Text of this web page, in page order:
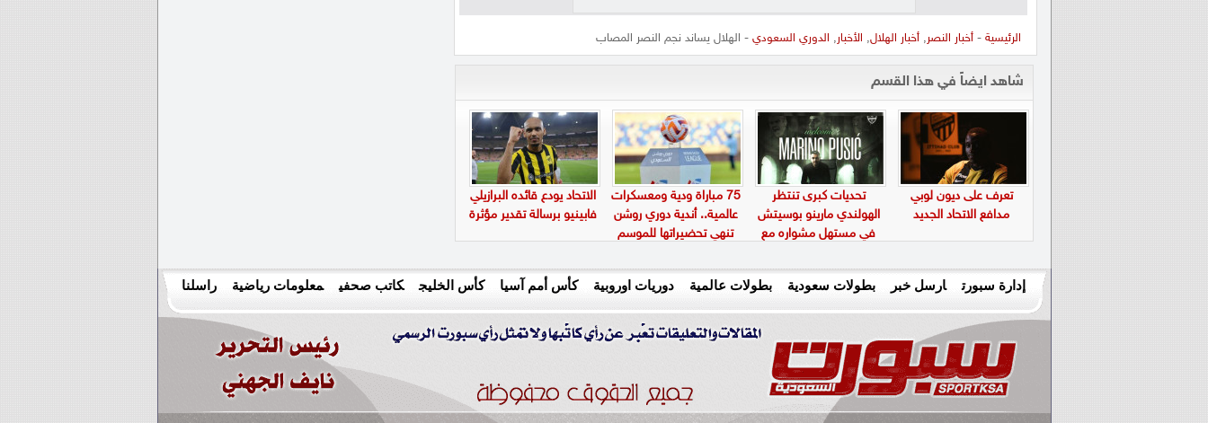
الرئيسية -أخبار النصر,أخبار الهلال, الأخبار, الدوري السعودي - الهلال يساند نجم النصر المصاب
شاهد ايضاً في هذا القسم
تعرف على ديون لوبي
مدافع الاتحاد الجديد
تحديات كبرى تنتظر
الهولندي مارينو بوسيتش
في مستهل مشواره مع
75 مباراة ودية ومعسكرات
عالمية.. أندية دوري روشن
تنهي تحضيراتها للموسم
الاتحاد يودع قائده البرازيلي
فابينيو برسالة تقدير مؤثرة
إدارة سبورت ارسل خبر بطولات سعودية بطولات عالمية دوريات اوروبية كأس أمم آسيا كأس الخليج كاتب صحفي معلومات رياضية راسلنا